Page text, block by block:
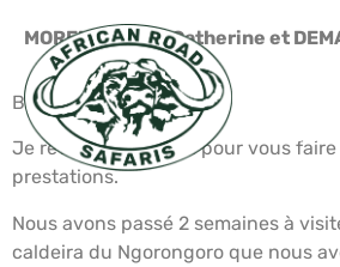
MORENO FIAUD Catherine et
Bonjour,
Je reviens vers vous pour vous
prestations.
Nous avons passé 2 semaines à
caldeira du Ngorongoro que nous